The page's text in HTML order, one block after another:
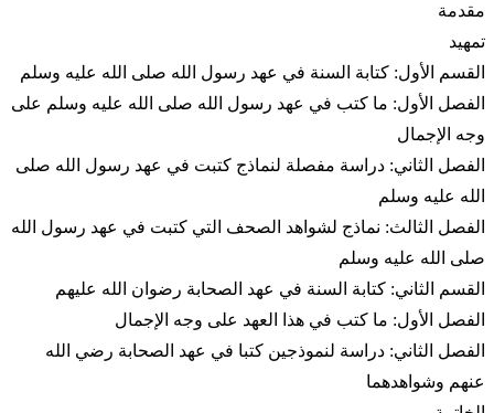
مقدمة
تمهيد
القسم الأول: كتابة السنة في عهد رسول الله صلى الله عليه وسلم
الفصل الأول: ما كتب في عهد رسول الله صلى الله عليه وسلم على
وجه الإجمال
الفصل الثاني: دراسة مفصلة لنماذج كتبت في عهد رسول الله صلى
الله عليه وسلم
الفصل الثالث: نماذج لشواهد الصحف التي كتبت في عهد رسول الله
صلى الله عليه وسلم
القسم الثاني: كتابة السنة في عهد الصحابة رضوان الله عليهم
الفصل الأول: ما كتب في هذا العهد على وجه الإجمال
الفصل الثاني: دراسة لنموذجين كتبا في عهد الصحابة رضي الله
عنهم وشواهدهما